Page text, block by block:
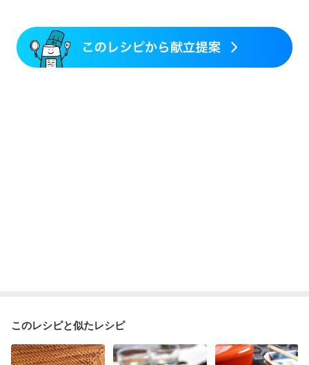
乳がん治療を終えた方・経過観察中の方など
妊婦健診・体重増加が気になる（初期）
妊婦健診・血圧が気になる（初期）
このレシピと似たレシピ